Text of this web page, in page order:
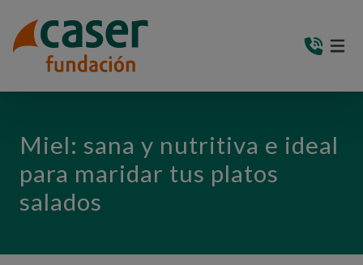
Miel: sana y nutritiva e ideal
para maridar tus platos
salados